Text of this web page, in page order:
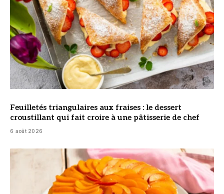
Feuilletés triangulaires aux fraises : le dessert
croustillant qui fait croire à une pâtisserie de chef
6 août 2026
© DR